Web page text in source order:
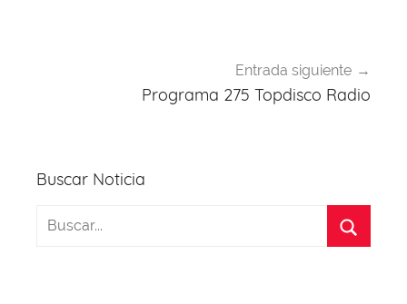
Entrada siguiente
Programa 275 Topdisco Radio
Buscar Noticia